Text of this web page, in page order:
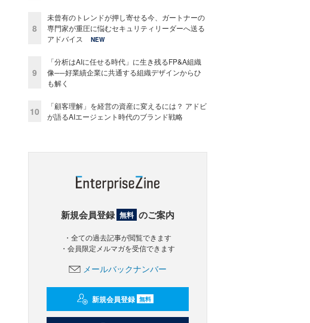
8
未曾有のトレンドが押し寄せる今、ガートナーの
専門家が重圧に悩むセキュリティリーダーへ送る
アドバイス
NEW
9
「分析はAIに任せる時代」に生き残るFP&A組織
像──好業績企業に共通する組織デザインからひ
も解く
10
「顧客理解」を経営の資産に変えるには？ アドビ
が語るAIエージェント時代のブランド戦略
新規会員登録 無料 のご案内
・全ての過去記事が閲覧できます
・会員限定メルマガを受信できます
メールバックナンバー
新規会員登録 無料